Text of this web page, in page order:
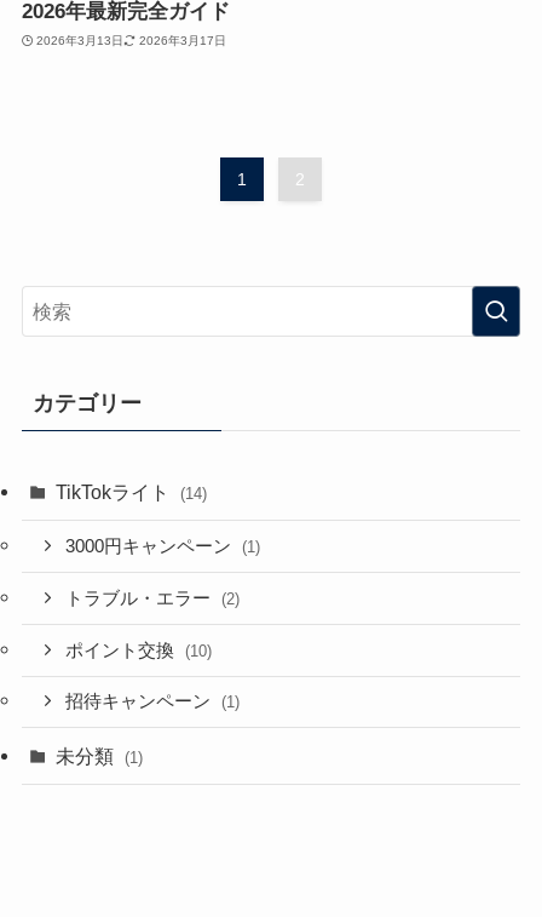
2026年最新完全ガイド
2026年3月13日 2026年3月17日
1 2
カテゴリー
TikTokライト (14)
3000円キャンペーン (1)
トラブル・エラー (2)
ポイント交換 (10)
招待キャンペーン (1)
未分類 (1)